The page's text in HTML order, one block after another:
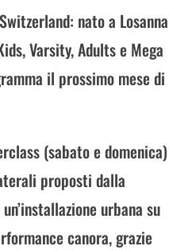
nato a Losanna
Varsity, Adults e Mega
il prossimo mese di
(sabato e domenica)
proposti dalla
urbana su
canora, grazie